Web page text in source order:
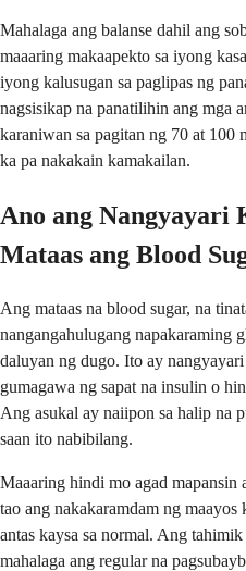
Mahalaga ang balanse dahil ang
maaaring makaapekto sa iyong
iyong kalusugan sa paglipas ng
nagsisikap na panatilihin ang mga
karaniwan sa pagitan ng 70 at
ka pa nakakain kamakailan.
Ano ang Nangyayari
Mataas ang Blood
Ang mataas na blood sugar, na
nangangahulugang napakaraming
daluyan ng dugo. Ito ay
gumagawa ng sapat na insulin o
Ang asukal ay naiipon sa halip na
saan ito nabibilang.
Maaaring hindi mo agad mapansin
tao ang nakakaramdam ng
antas kaysa sa normal. Ang
mahalaga ang regular na